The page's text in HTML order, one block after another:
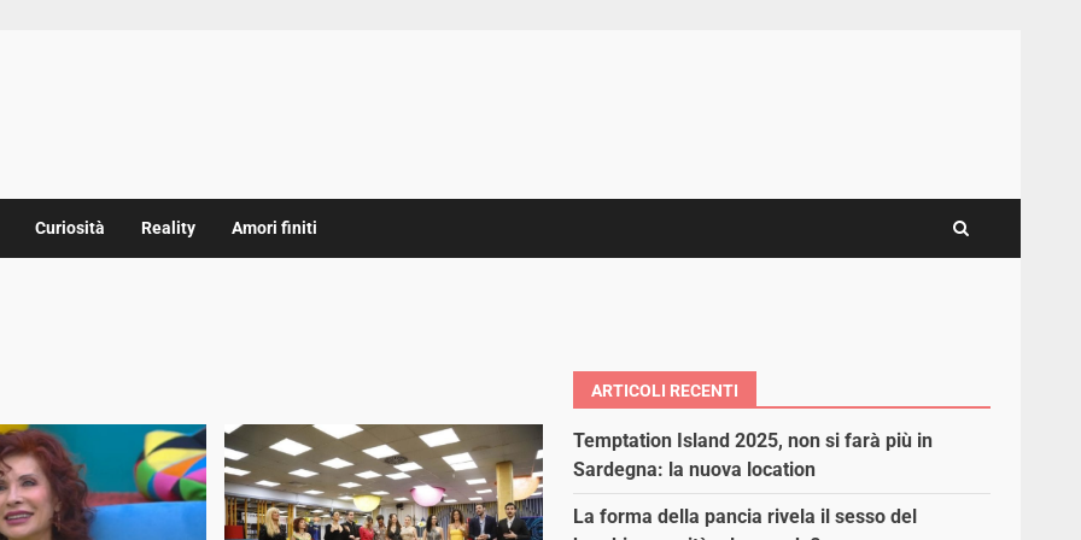
Curiosità Reality Amori finiti
ARTICOLI RECENTI
Temptation Island 2025, non si farà più in
Sardegna: la nuova location
La forma della pancia rivela il sesso del